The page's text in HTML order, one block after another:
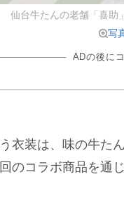
仙台牛たんの老舗「喜助
写
ADの後に
衣装は、味の牛た
のコラボ商品を通